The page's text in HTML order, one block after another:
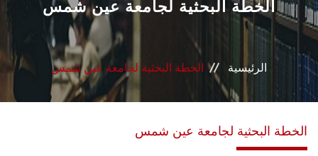
القطاعـات
الشئون الأكاديمية
البحث العلمي
الخطة البحثية لجامعة عين شمس
الرئيسية الخطة البحثية لجامعة عين شمس
الخطة البحثية لجامعة عين شمس